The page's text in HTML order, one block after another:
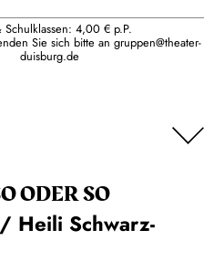
Schulklassen: 4,00 € p.P.
Sie sich bitte an gruppen@theater-
duisburg.de
ODER SO
Heili Schwarz-